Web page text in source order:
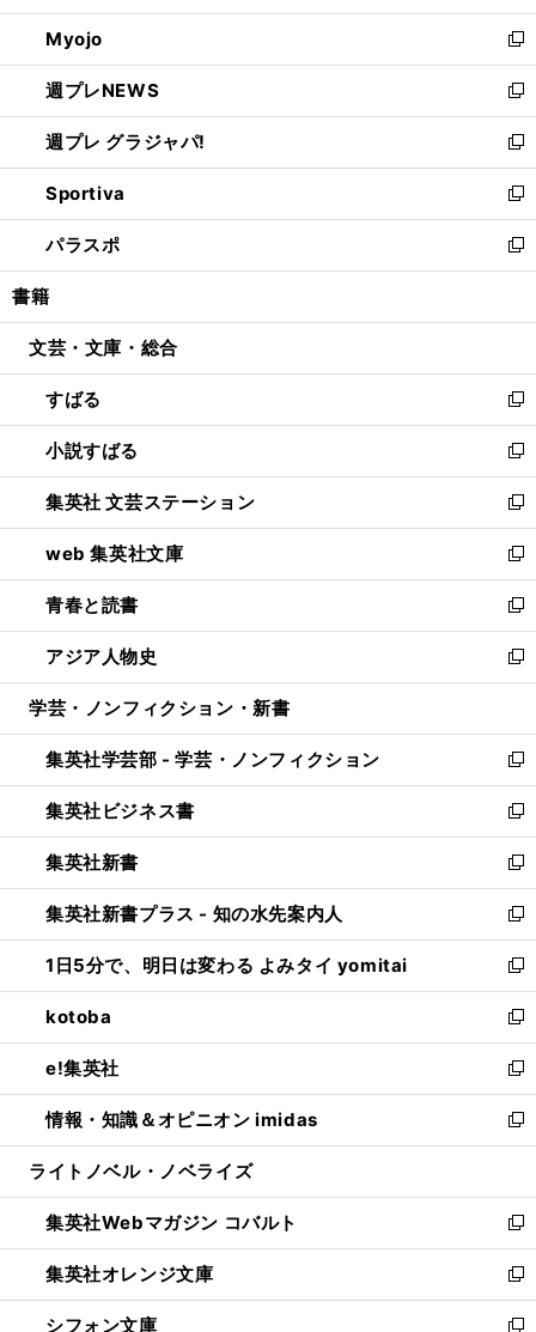
開
く
ウ
で
開
く
ン
ド
ウ
で
開
く
ウ
ィ
ン
ド
ウ
で
開
く
Myojo
新
し
い
ウ
ィ
ン
ド
ウ
で
開
週プレNEWS
新
し
い
ウ
ィ
ン
ド
ウ
開
週プレ グラジャパ!
新
し
い
ウ
ィ
ン
ウ
開
く
Sportiva
新
し
い
ウ
ン
ウ
で
開
く
パラスポ
新
し
ウ
ン
ド
ウ
で
開
く
書籍
文芸・文庫・総合
すばる
新
し
い
ウ
ィ
ン
ド
ウ
で
開
く
小説すばる
新
し
い
ウ
ィ
ン
ド
ウ
で
開
集英社 文芸ステーション
新
し
い
ウ
ィ
ン
ド
ウ
開
く
web 集英社文庫
新
し
い
ウ
ィ
ン
ウ
で
開
く
青春と読書
新
し
い
ウ
ン
ド
ウ
で
開
く
アジア人物史
新
し
ウ
ィ
ン
ド
ウ
で
開
く
学芸・ノンフィクション・新書
集英社学芸部 - 学芸・ノンフィクション
新
し
い
ウ
ィ
ン
ド
ウ
で
開
く
集英社ビジネス書
新
し
い
ウ
ィ
ン
ド
ウ
で
開
く
集英社新書
新
し
い
ウ
ィ
ン
ド
ウ
で
開
く
集英社新書プラス - 知の水先案内人
新
し
い
ウ
ィ
ン
ド
ウ
で
開
1日5分で、明日は変わる よみタイ yomitai
新
し
い
ウ
ィ
ン
ド
ウ
開
く
kotoba
新
し
い
ウ
ィ
ン
ウ
で
開
く
e!集英社
新
し
い
ウ
ン
ド
ウ
で
開
く
情報・知識＆オピニオン imidas
新
し
ウ
ィ
ン
ド
ウ
で
ライトノベル・ノベライズ
集英社Webマガジン コバルト
新
し
い
ウ
集英社オレンジ文庫
新
し
シフォン文庫